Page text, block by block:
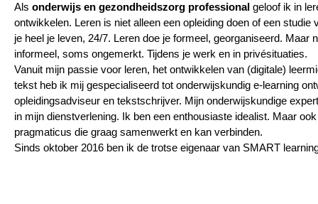
Als onderwijs en gezondheidszorg professional geloof ik in
ontwikkelen. Leren is niet alleen een opleiding doen of een studie
je heel je leven, 24/7. Leren doe je formeel, georganiseerd. Maar
informeel, soms ongemerkt. Tijdens je werk en in privésituaties.
Vanuit mijn passie voor leren, het ontwikkelen van (digitale)
tekst heb ik mij gespecialiseerd tot onderwijskundig e-learning
opleidingsadviseur en tekstschrijver. Mijn onderwijskundige
in mijn dienstverlening. Ik ben een enthousiaste idealist. Maar
pragmaticus die graag samenwerkt en kan verbinden.
Sinds oktober 2016 ben ik de trotse eigenaar van SMART